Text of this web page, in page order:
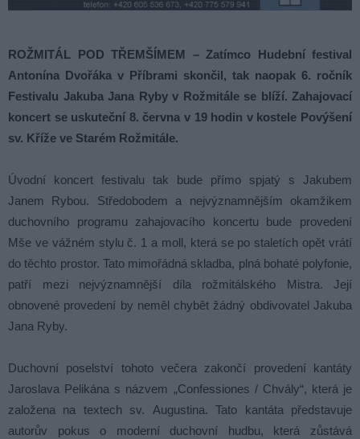
ROŽMITÁL POD TŘEMŠÍMEM – Zatímco Hudební festival
Antonína Dvořáka v Příbrami skončil, tak naopak 6. ročník
Festivalu Jakuba Jana Ryby v Rožmitále se blíží. Zahajovací
koncert se uskuteční 8. června v 19 hodin v kostele Povýšení
sv. Kříže ve Starém Rožmitále.
Úvodní koncert festivalu tak bude přímo spjatý s Jakubem
Janem Rybou. Středobodem a nejvýznamnějším okamžikem
duchovního programu zahajovacího koncertu bude provedení
Mše ve vážném stylu č. 1 a moll, která se po staletích opět vrátí
do těchto prostor. Tato mimořádná skladba, plná bohaté polyfonie,
patří mezi nejvýznamnější díla rožmitálského Mistra. Její
obnovené provedení by neměl chybět žádný obdivovatel Jakuba
Jana Ryby.
Duchovní poselství tohoto večera zakončí provedení kantáty
Jaroslava Pelikána s názvem „Confessiones / Chvály“, která je
založena na textech sv. Augustina. Tato kantáta představuje
autorův pokus o moderní duchovní hudbu, která zůstává